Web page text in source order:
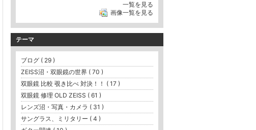
一覧を見る
画像一覧を見る
テーマ
ブログ ( 29 )
ZEISS沼・双眼鏡の世界 ( 70 )
双眼鏡 比較 覗き比べ 対決！！ ( 17 )
双眼鏡 修理 OLD ZEISS ( 61 )
レンズ沼・写真・カメラ ( 31 )
サングラス、ミリタリー ( 4 )